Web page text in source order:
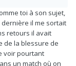
toi à son sujet,
il me sortait
retours il avait
de la blessure de
voir pourtant
un match où on